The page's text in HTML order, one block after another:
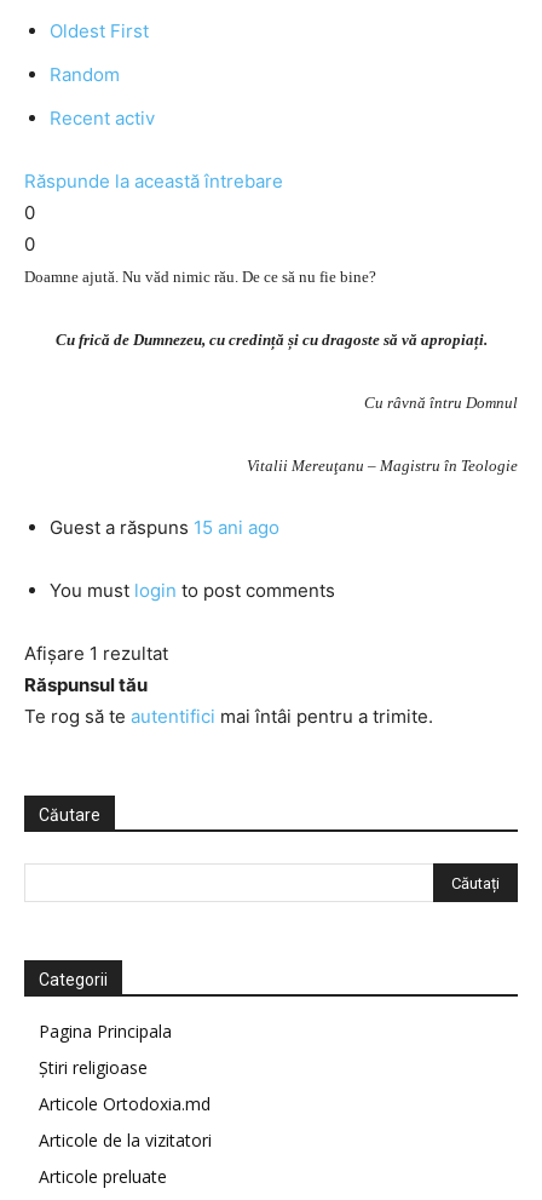
Oldest First
Random
Recent activ
Răspunde la această întrebare
0
0
Doamne ajută. Nu văd nimic rău. De ce să nu fie bine?
Cu frică de Dumnezeu, cu credință și cu dragoste să vă apropiați.
Cu râvnă întru Domnul
Vitalii Mereuţanu – Magistru în Teologie
Guest a răspuns 15 ani ago
You must login to post comments
Afișare 1 rezultat
Răspunsul tău
Te rog să te autentifici mai întâi pentru a trimite.
Căutare
Categorii
Pagina Principala
Știri religioase
Articole Ortodoxia.md
Articole de la vizitatori
Articole preluate